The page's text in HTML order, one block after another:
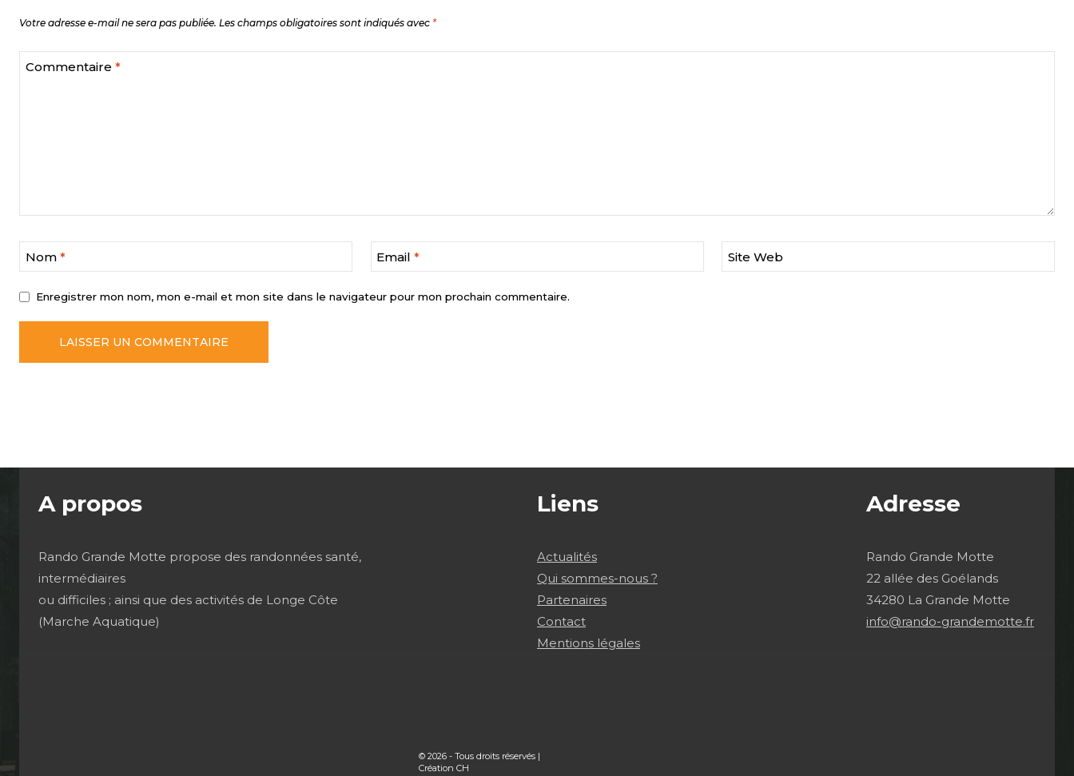
Votre adresse e-mail ne sera pas publiée. Les champs obligatoires sont indiqués avec *
Commentaire *
Nom * Email * Site Web
Enregistrer mon nom, mon e-mail et mon site dans le navigateur pour mon prochain commentaire.
A propos
Rando Grande Motte propose des randonnées santé,
intermédiaires
ou difficiles ; ainsi que des activités de Longe Côte
(Marche Aquatique)
Liens
Actualités
Qui sommes-nous ?
Partenaires
Contact
Mentions légales
Adresse
Rando Grande Motte
22 allée des Goélands
34280 La Grande Motte
info@rando-grandemotte.fr
© 2026 - Tous droits réservés |
Création CH